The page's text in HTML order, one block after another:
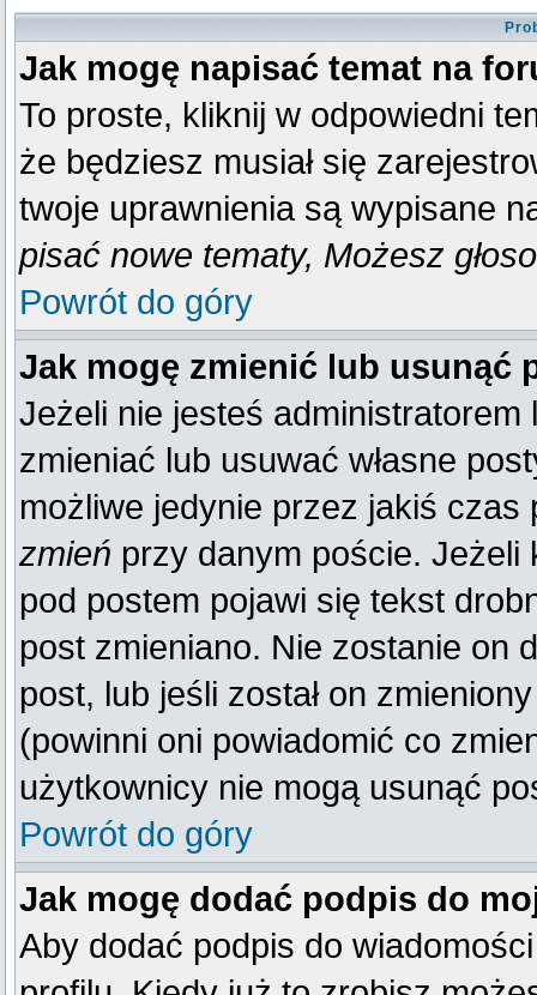
Jak mogę napisać temat na
To proste, kliknij w odpowiedni
że będziesz musiał się
twoje uprawnienia są wypisane
pisać nowe tematy, Możesz
Powrót do góry
Jak mogę zmienić lub usunąć
Jeżeli nie jesteś
zmieniać lub usuwać własne
możliwe jedynie przez jakiś
zmień przy danym poście. Jeżeli
pod postem pojawi się tekst
post zmieniano. Nie zostanie on
post, lub jeśli został on
(powinni oni powiadomić co
użytkownicy nie mogą usunąć
Powrót do góry
Jak mogę dodać podpis do
Aby dodać podpis do